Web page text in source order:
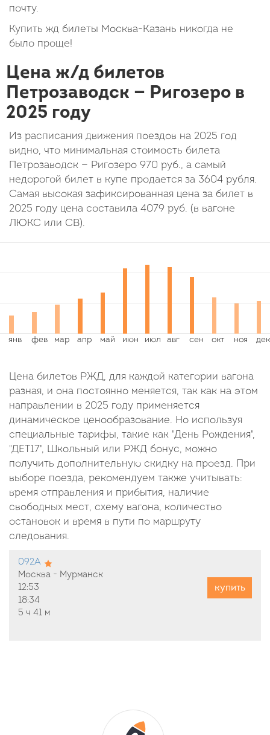
почту.
Купить жд билеты Москва-Казань никогда не
было проще!
Цена ж/д билетов
Петрозаводск — Ригозеро в
2025 году
Из расписания движения поездов на 2025 год
видно, что минимальная стоимость билета
Петрозаводск — Ригозеро 970 руб., а самый
недорогой билет в купе продается за 3604 рубля.
Самая высокая зафиксированная цена за билет в
2025 году цена составила 4079 руб. (в вагоне
ЛЮКС или СВ).
Цена билетов РЖД, для каждой категории вагона
разная, и она постоянно меняется, так как на этом
направлении в 2025 году применяется
динамическое ценообразование. Но используя
специальные тарифы, такие как "День Рождения",
"ДЕТ17", Школьный или РЖД бонус, можно
получить дополнительную скидку на проезд. При
выборе поезда, рекомендуем также учитывать:
время отправления и прибытия, наличие
свободных мест, схему вагона, количество
остановок и время в пути по маршруту
следования.
092А
Москва - Мурманск
12:53
18:34
5 ч 41 м
купить